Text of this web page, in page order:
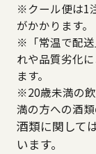
※クール便は1
がかかります。
※「常温で配
れや品質劣化
ます。
※20歳未満の
満の方への酒
酒類に関して
います。